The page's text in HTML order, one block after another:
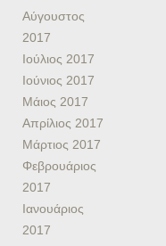
Αύγουστος
2017
Ιούλιος 2017
Ιούνιος 2017
Μάιος 2017
Απρίλιος 2017
Μάρτιος 2017
Φεβρουάριος
2017
Ιανουάριος
2017